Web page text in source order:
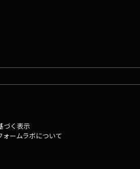
づく表示
ームラボについて